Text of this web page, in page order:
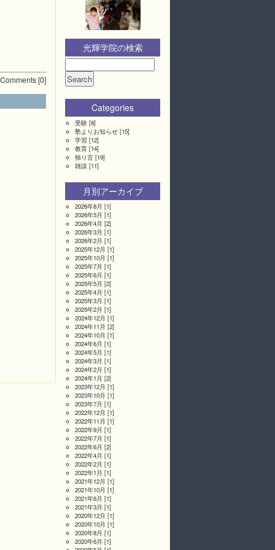
Comments[0]
光輝学院の検索
Categories
受験 [8]
塾よりお知らせ [15]
学習 [12]
教育 [14]
独り言 [19]
雑談 [11]
月別アーカイブ
2026年8月 [1]
2026年5月 [1]
2026年4月 [2]
2026年3月 [1]
2026年2月 [1]
2025年12月 [1]
2025年10月 [1]
2025年7月 [1]
2025年6月 [1]
2025年5月 [2]
2025年4月 [1]
2025年3月 [1]
2025年2月 [1]
2024年12月 [1]
2024年11月 [2]
2024年10月 [1]
2024年6月 [1]
2024年5月 [1]
2024年3月 [1]
2024年2月 [1]
2024年1月 [2]
2023年12月 [1]
2023年10月 [1]
2023年7月 [1]
2022年12月 [1]
2022年11月 [1]
2022年9月 [1]
2022年7月 [1]
2022年6月 [2]
2022年4月 [1]
2022年2月 [1]
2022年1月 [1]
2021年12月 [1]
2021年10月 [1]
2021年6月 [1]
2021年3月 [1]
2020年12月 [1]
2020年10月 [1]
2020年8月 [1]
2020年6月 [1]